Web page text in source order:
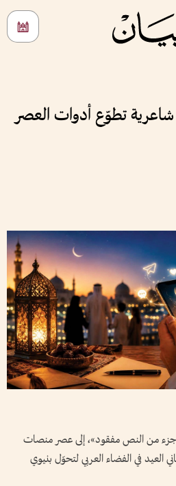
تطوّع أدوات العصر
من النص مفقود»، إلى عصر منصات
العيد في الفضاء العربي لتحوّل بنيوي